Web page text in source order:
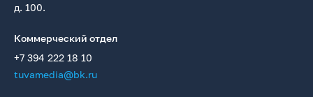
д. 100.
Коммерческий отдел
+7 394 222 18 10
tuvamedia@bk.ru